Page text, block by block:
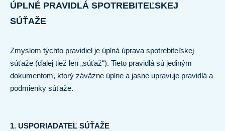
ÚPLNÉ PRAVIDLÁ SPOTREBITEĽSKEJ
SÚŤAŽE
Zmyslom týchto pravidiel je úplná úprava spotrebiteľskej
súťaže (ďalej tiež len „súťaž“). Tieto pravidlá sú jediným
dokumentom, ktorý záväzne úplne a jasne upravuje pravidlá a
podmienky súťaže.
1. USPORIADATEĽ SÚŤAŽE